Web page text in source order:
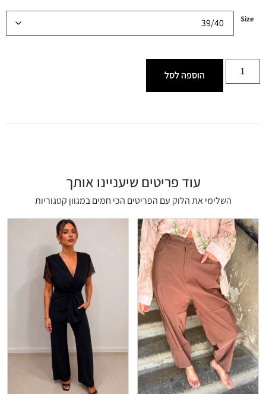
Size
הוספה לסל
עוד פריטים שיעניינו אותך
השלימי את הלוק עם הפריטים הכי חמים במגוון קטגוריות